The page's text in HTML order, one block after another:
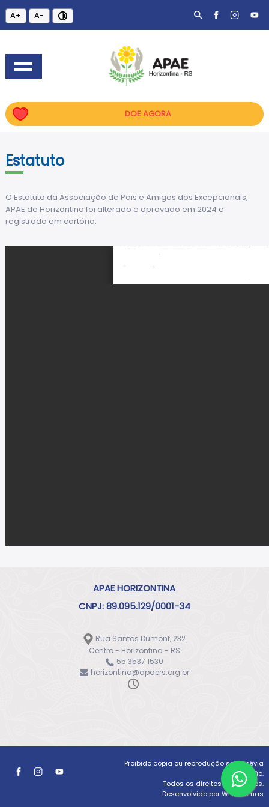
A+ A-
DOE AGORA
Estatuto
O Estatuto da Associação de Pais e Amigos dos Excepcionais,
APAE de Horizontina foi alterado e aprovado em 2024 e
registrado em cartório.
APAE HORIZONTINA
CNPJ: 89.095.129/0001-34
Rua Santos Dumont, 232
Centro - Horizontina - RS
55 3537 1530
horizontina@apaers.org.br
Proibido cópia ou reprodução sem prévia
autorização.
Todos os direitos reservados.
Desenvolvido por WLSistemas